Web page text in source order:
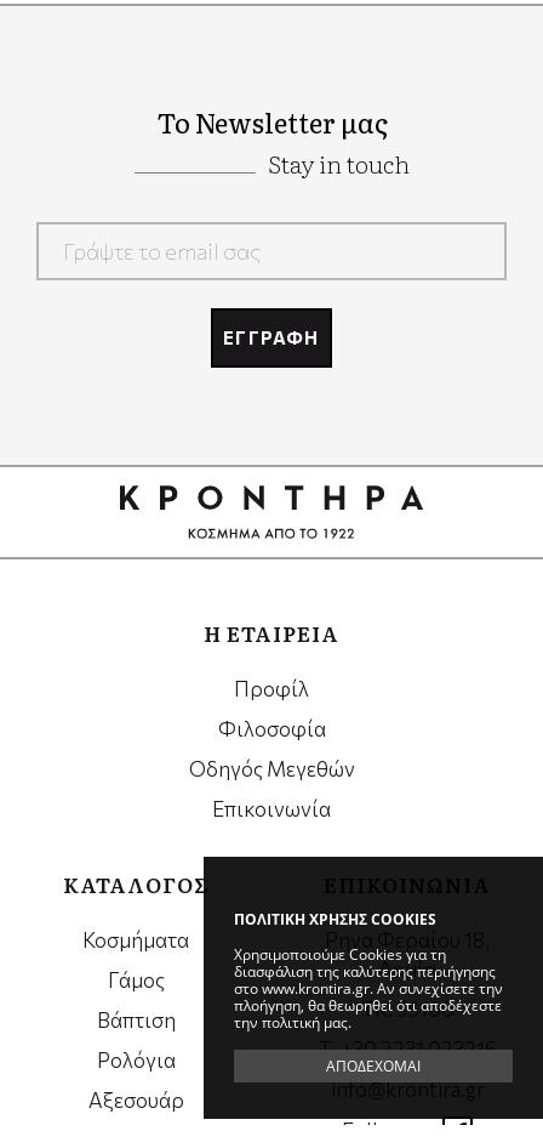
ΠΟΛΙΤΙΚΗ ΧΡΗΣΗΣ COOKIES
Χρησιμοποιούμε Cookies για τη
διασφάλιση της καλύτερης περιήγησης
στο www.krontira.gr. Αν συνεχίσετε την
πλοήγηση, θα θεωρηθεί ότι αποδέχεστε
την πολιτική μας.
ΑΠΟΔΕΧΟΜΑΙ
Το Newsletter μας
Stay in touch
ΕΓΓΡΑΦΗ
Η ΕΤΑΙΡΕΙΑ
Προφίλ
Φιλοσοφία
Οδηγός Μεγεθών
Επικοινωνία
ΚΑΤΑΛΟΓΟΣ
Κοσμήματα
Γάμος
Βάπτιση
Ρολόγια
Αξεσουάρ
Λαμία
ΤΚ. 35100
Τ. +30 2231 023216
info@krontira.gr
Follow us